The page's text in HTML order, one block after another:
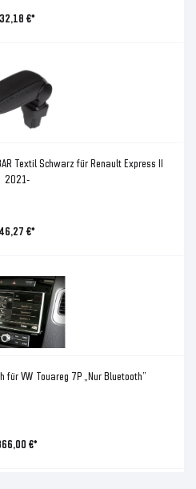
32,18 €*
Textil Schwarz für Renault Express II
2021-
46,27 €*
VW Touareg 7P „Nur Bluetooth”
€*